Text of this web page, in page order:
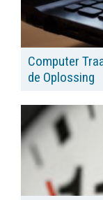
Computer
de Oplossing